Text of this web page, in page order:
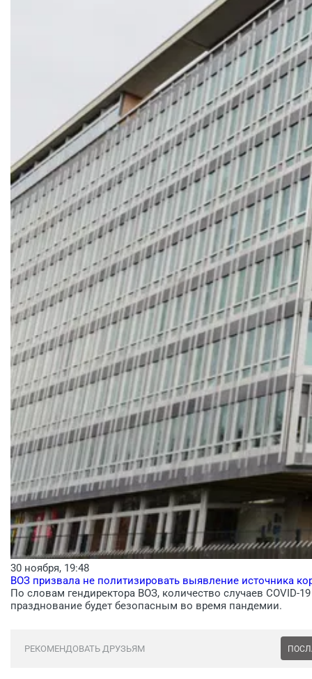
30 ноября, 19:48
ВОЗ призвала не политизировать выявление источника
По словам гендиректора ВОЗ, количество случаев COVID-
празднование будет безопасным во время пандемии.
РЕКОМЕНДОВАТЬ ДРУЗЬЯМ